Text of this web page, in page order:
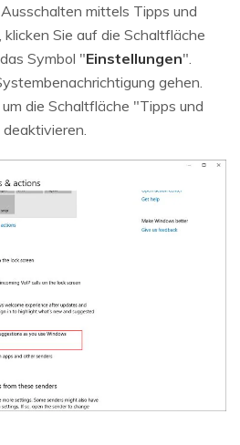
mittels Tipps und
klicken Sie auf die Schaltfläche
Symbol "Einstellungen".
gehen.
die Schaltfläche "Tipps und